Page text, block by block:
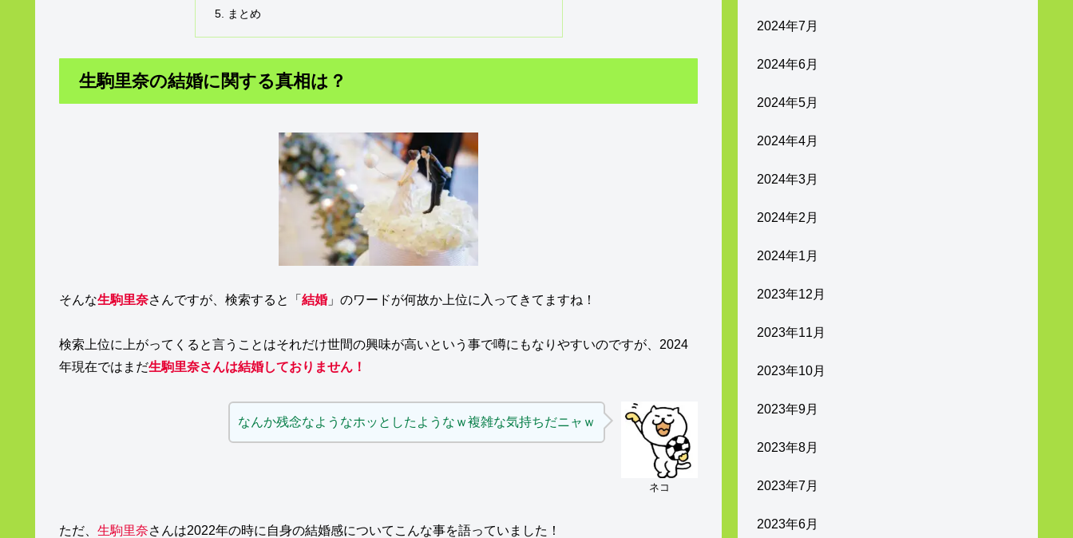
まとめ
生駒里奈の結婚に関する真相は？
そんな生駒里奈さんですが、検索すると「 結婚 」のワードが何故か上位に入ってきてますね！
検索上位に上がってくると言うことはそれだけ世間の興味が高いという事で噂にもなりやすいのですが、2024
年現在ではまだ生駒里奈さんは結婚しておりません！
ネコ
なんか残念なようなホッとしたようなｗ複雑な気持ちだニャｗ
ただ、 生駒里奈さんは2022年の時に自身の結婚感についてこんな事を語っていました！
2024年7月
2024年6月
2024年5月
2024年4月
2024年3月
2024年2月
2024年1月
2023年12月
2023年11月
2023年10月
2023年9月
2023年8月
2023年7月
2023年6月